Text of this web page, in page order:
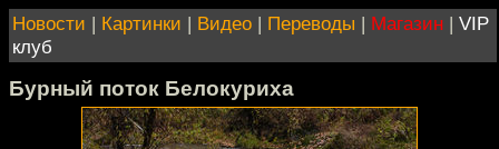
Новости | Картинки | Видео | Переводы | Магазин | VIP
клуб
Бурный поток Белокуриха